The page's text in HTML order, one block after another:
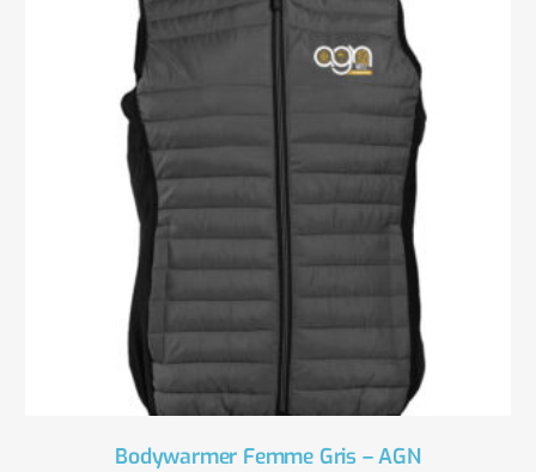
Bodywarmer Femme Gris – AGN